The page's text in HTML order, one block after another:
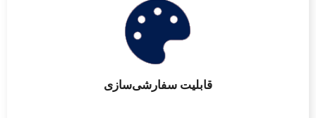
قابلیت سفارشی‌سازی